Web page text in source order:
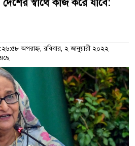
স্বার্থে কাজ করে যাবে:
অপরাহ্ন, রবিবার, ২ জানুয়ারী ২০২২